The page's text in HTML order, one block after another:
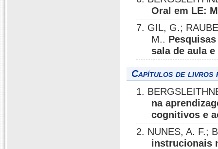
Oral em LE:
7. GIL, G.;
M..
sala de aula
Capítulos de livros
1.
na
cognitivos e
2. NUNES, A. F.;
instrucionais